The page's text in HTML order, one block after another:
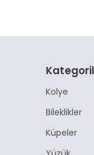
Kolye
Bileklikler
Küpeler